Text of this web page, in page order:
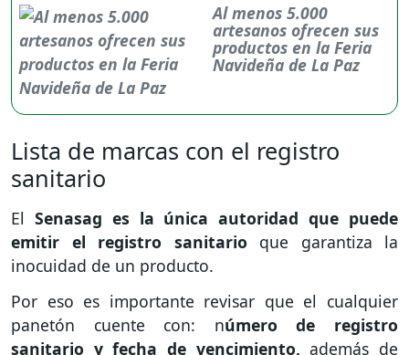
Al menos 5.000
artesanos ofrecen sus
productos en la Feria
Navideña de La Paz
Lista de marcas con el registro
sanitario
El Senasag es la única autoridad que puede
emitir el registro sanitario que garantiza la
inocuidad de un producto.
Por eso es importante revisar que el cualquier
panetón cuente con: número de registro
sanitario y fecha de vencimiento,además de